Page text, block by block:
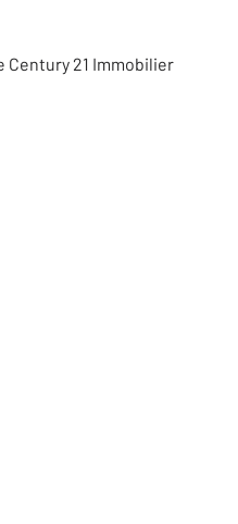
Century 21 Immobilier